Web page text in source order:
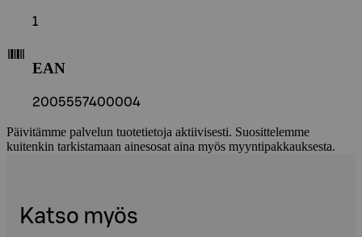
1
EAN
2005557400004
Päivitämme palvelun tuotetietoja aktiivisesti. Suosittelemme
kuitenkin tarkistamaan ainesosat aina myös myyntipakkauksesta.
Katso myös